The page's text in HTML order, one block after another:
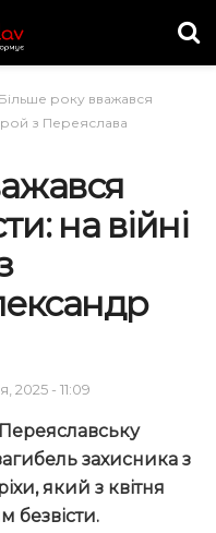
Більше року вважався
з Переяслава
на війні
2025 - 11:09
захисника з
який з квітня
безвісти.